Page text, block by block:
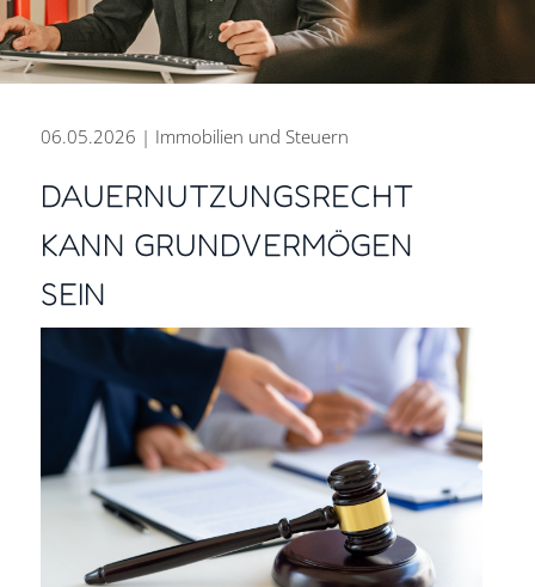
PERSÖNLICH BERATEN.
ZUKUNFT GESTALTEN.
DIGITAL ARBEITEN.
Steuer- und Rechtsberatung
aus einer Hand für den Erfolg
Ihres Unternehmens.
Kontakt
06.05.2026 | Immobilien und Steuern
DAUERNUTZUNGSRECHT
KANN GRUNDVERMÖGEN
SEIN